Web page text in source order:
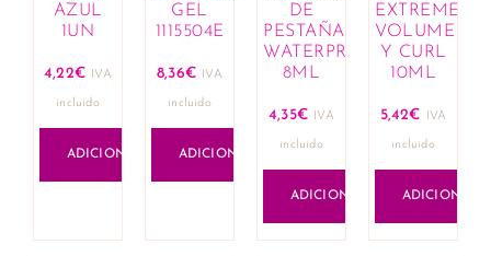
AZUL
1UN
4,22€ IVA
incluido
ADICIONAR
GEL
1115504E
8,36€ IVA
incluido
ADICIONAR
DE
PESTAÑAS
WATERPROOF
8ML
4,35€ IVA
incluido
ADICIONAR
EXTREME
VOLUME
Y CURL
10ML
5,42€ IVA
incluido
ADICIONAR